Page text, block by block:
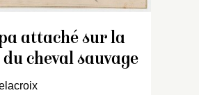
24 janvier 2007).
attaché sur la
cheval sauvage